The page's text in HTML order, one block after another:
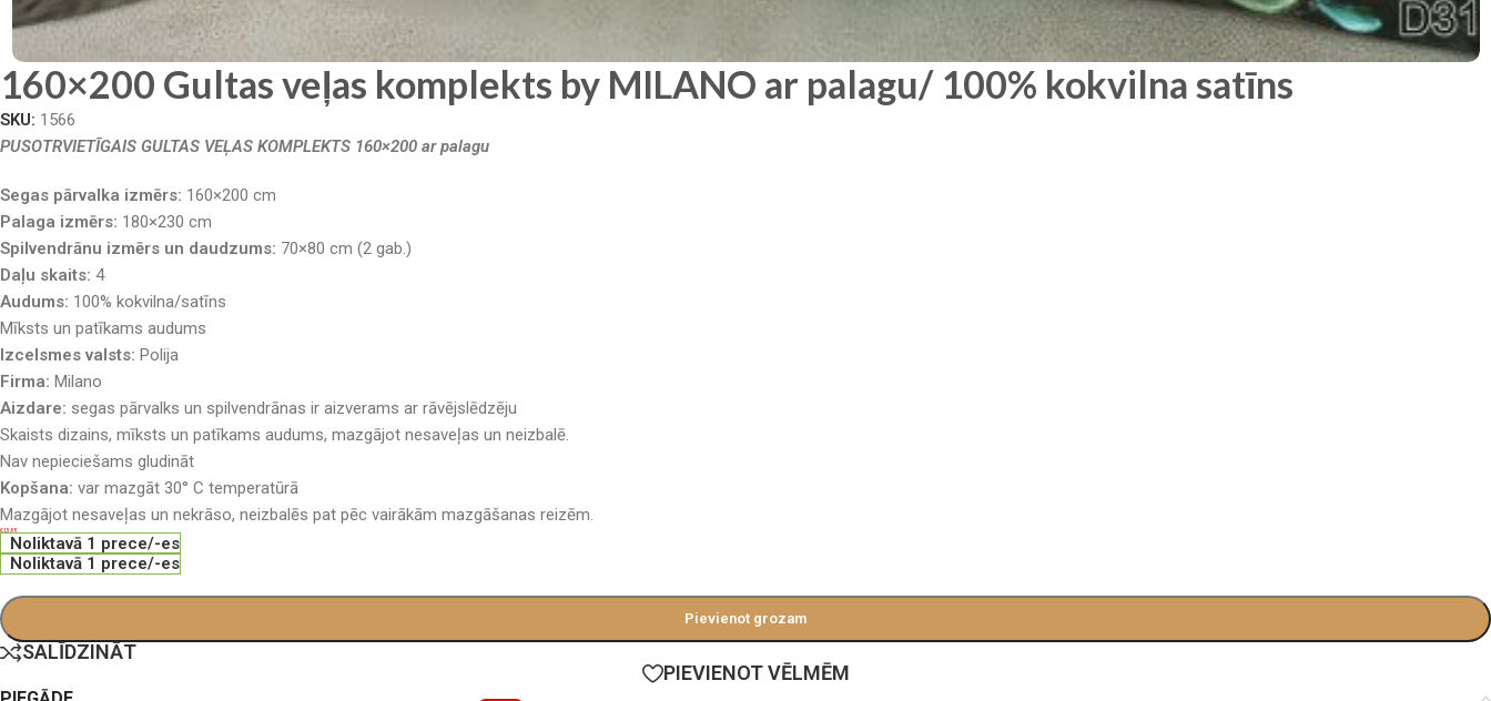
160×200 Gultas veļas komplekts by MILANO ar palagu/ 100% kokvilna satīns
SKU: 1566
PUSOTRVIETĪGAIS GULTAS VEĻAS KOMPLEKTS 160×200 ar palagu
Segas pārvalka izmērs: 160×200 cm
Palaga izmērs: 180×230 cm
Spilvendrānu izmērs un daudzums: 70×80 cm (2 gab.)
Daļu skaits: 4
Audums: 100% kokvilna/satīns
Mīksts un patīkams audums
Izcelsmes valsts: Polija
Firma: Milano
Aizdare: segas pārvalks un spilvendrānas ir aizverams ar rāvējslēdzēju
Skaists dizains, mīksts un patīkams audums, mazgājot nesaveļas un neizbalē.
Nav nepieciešams gludināt
Kopšana: var mazgāt 30° C temperatūrā
Mazgājot nesaveļas un nekrāso, neizbalēs pat pēc vairākām mazgāšanas reizēm.
€15.99
Noliktavā 1 prece/-es
Noliktavā 1 prece/-es
Pievienot grozam
SALĪDZINĀT
PIEVIENOT VĒLMĒM